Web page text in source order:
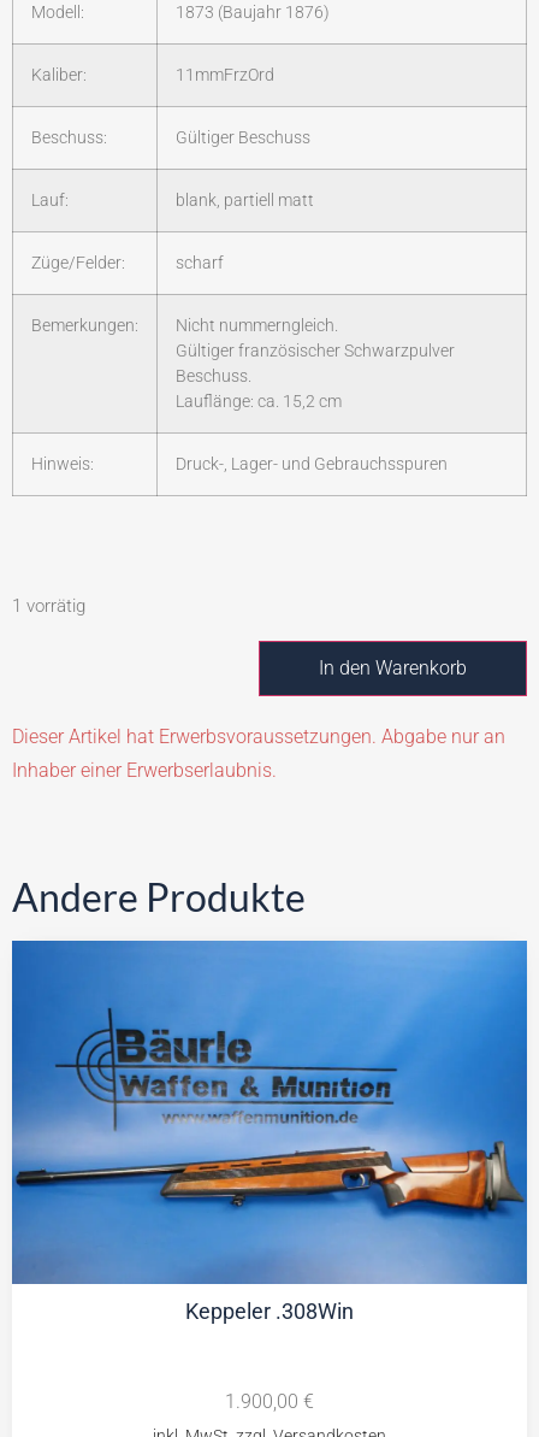
Modell: 1873 (Baujahr 1876)
Kaliber: 11mmFrzOrd
Beschuss: Gültiger Beschuss
Lauf: blank, partiell matt
Züge/Felder: scharf
Bemerkungen:
Nicht nummerngleich.
Gültiger französischer Schwarzpulver
Beschuss.
Lauflänge: ca. 15,2 cm
Hinweis: Druck-, Lager- und Gebrauchsspuren
1 vorrätig
In den Warenkorb
Dieser Artikel hat Erwerbsvoraussetzungen. Abgabe nur an
Inhaber einer Erwerbserlaubnis.
Andere Produkte
Keppeler .308Win
1.900,00 €